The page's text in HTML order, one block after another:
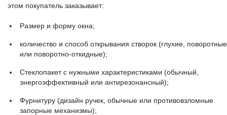
этом покупатель заказывает:
Размер и форму окна;
количество и способ открывания створок (глухие, поворотные
или поворотно-откидные);
Стеклопакет с нужными характеристиками (обычный,
энергоэффективный или антирезонансный);
Фурнитуру (дизайн ручек, обычные или противовзломные
запорные механизмы);